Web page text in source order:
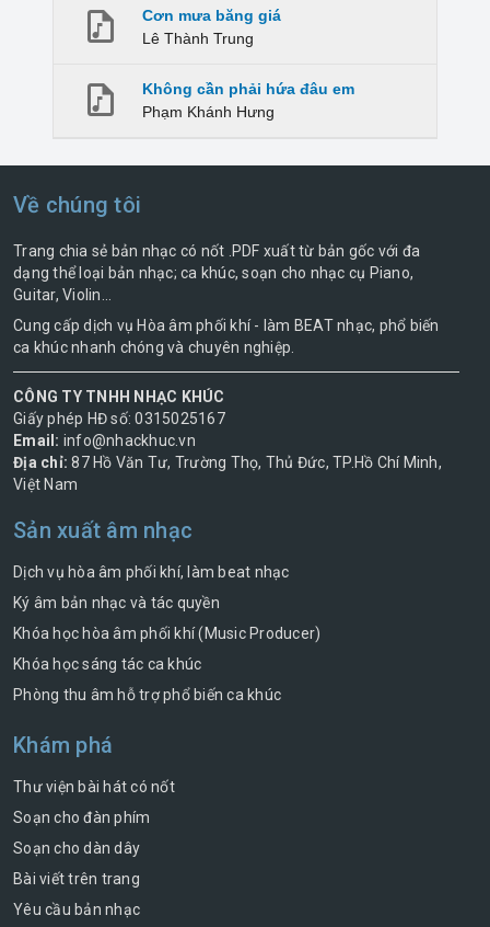
Cơn mưa băng giá
Lê Thành Trung
Không cần phải hứa đâu em
Phạm Khánh Hưng
Về chúng tôi
Trang chia sẻ bản nhạc có nốt .PDF xuất từ bản gốc với đa
dạng thể loại bản nhạc; ca khúc, soạn cho nhạc cụ Piano,
Guitar, Violin...
Cung cấp dịch vụ Hòa âm phối khí - làm BEAT nhạc, phổ biến
ca khúc nhanh chóng và chuyên nghiệp.
CÔNG TY TNHH NHẠC KHÚC
Giấy phép HĐ số: 0315025167
Email: info@nhackhuc.vn
Địa chỉ: 87 Hồ Văn Tư, Trường Thọ, Thủ Đức, TP.Hồ Chí Minh,
Việt Nam
Sản xuất âm nhạc
Dịch vụ hòa âm phối khí, làm beat nhạc
Ký âm bản nhạc và tác quyền
Khóa học hòa âm phối khí (Music Producer)
Khóa học sáng tác ca khúc
Phòng thu âm hỗ trợ phổ biến ca khúc
Khám phá
Thư viện bài hát có nốt
Soạn cho đàn phím
Soạn cho dàn dây
Bài viết trên trang
Yêu cầu bản nhạc